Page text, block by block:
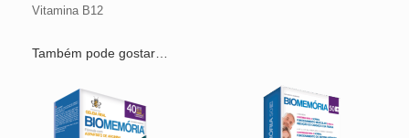
Vitamina B12
Também pode gostar…